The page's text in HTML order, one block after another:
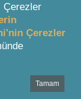
gerektiren
taraflardan biri
sebebinin
Çerezler
Çerezler
Tamam